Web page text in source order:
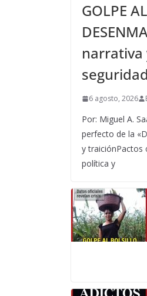
GOLPE
narrativa
6 agosto, 2026
Por: Miguel A.
perfecto de la
y traiciónPactos
política y